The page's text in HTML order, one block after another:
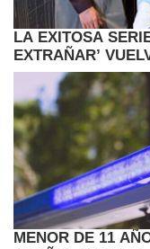
LA EXITOSA
EXTRAÑAR’
JUVENIL
MENOR DE 11